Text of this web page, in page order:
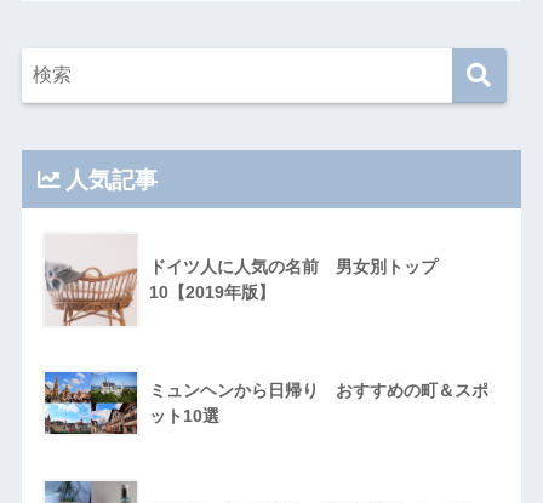
人気記事
ドイツ人に人気の名前 男女別トップ
10【2019年版】
ミュンヘンから日帰り おすすめの町＆スポ
ット10選